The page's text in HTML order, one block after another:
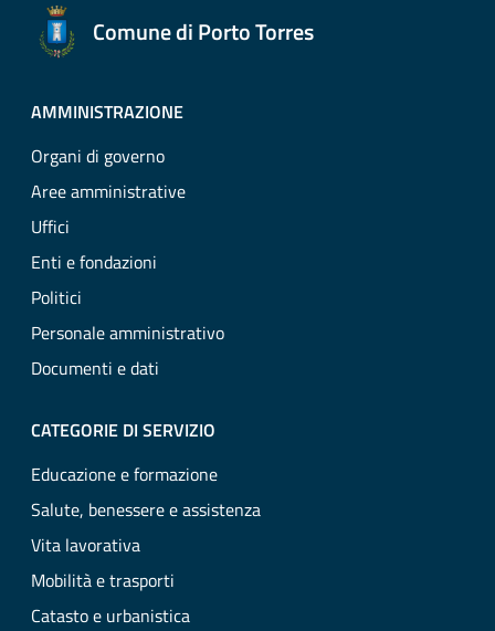
Comune di Porto Torres
AMMINISTRAZIONE
Organi di governo
Aree amministrative
Uffici
Enti e fondazioni
Politici
Personale amministrativo
Documenti e dati
CATEGORIE DI SERVIZIO
Educazione e formazione
Salute, benessere e assistenza
Vita lavorativa
Mobilità e trasporti
Catasto e urbanistica